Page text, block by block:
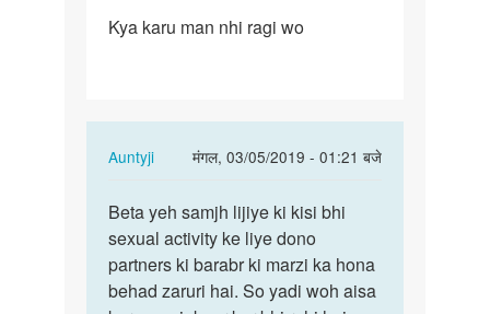
Kya
wo
Kya karu man nhi ragi wo
Auntyji
मंगल, 03/05/2019 - 01:21 बजे
In
to
Kya
karu
man
Beta
yeh
samjh
lijiye
Beta yeh samjh lijiye ki kisi bhi
sexual activity ke liye dono
partners ki barabr ki marzi ka hona
behad zaruri hai. So yadi woh aisa